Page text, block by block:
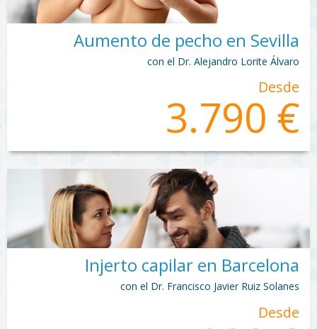
Aumento de pecho en Sevilla
con el Dr. Alejandro Lorite Álvaro
Desde
3.790 €
Injerto capilar en Barcelona
con el Dr. Francisco Javier Ruiz Solanes
Desde